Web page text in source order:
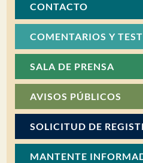
CONTACTO
COMENTARIOS Y
SALA DE PRENSA
AVISOS PÚBLICOS
SOLICITUD DE
MANTENTE